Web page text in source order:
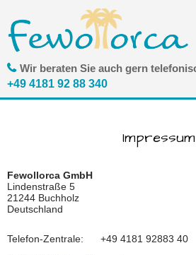
Wir beraten Sie auch gern
+49 4181 92 88 340
Impressum
Fewollorca GmbH
Lindenstraße 5
21244 Buchholz
Deutschland
Telefon-Zentrale: +49 4181 92883 40